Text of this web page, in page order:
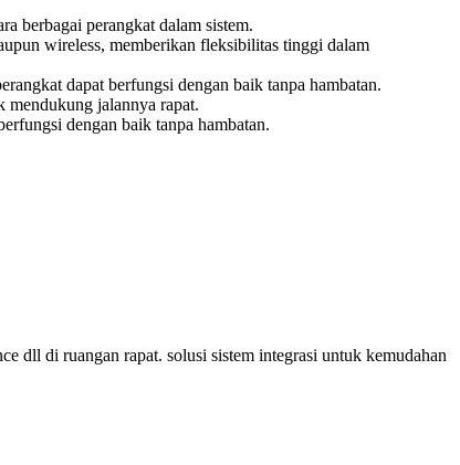
berbagai perangkat dalam sistem.
wireless, memberikan fleksibilitas tinggi dalam
dapat berfungsi dengan baik tanpa hambatan.
mendukung jalannya rapat.
dengan baik tanpa hambatan.
dll di ruangan rapat. solusi sistem integrasi untuk kemudahan